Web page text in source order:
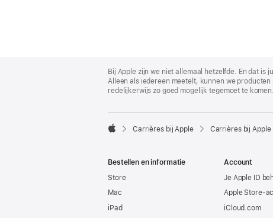
Footer
Bij Apple zijn we niet allemaal hetzelfde. En dat
Alleen als iedereen meetelt, kunnen we
redelijkerwijs zo goed mogelijk tegemoet te komen.

Carrières bij Apple Carrières bij Apple
Bestellen en informatie
Store
Mac
iPad
Account
Je Apple ID
Apple Store-
iCloud.com